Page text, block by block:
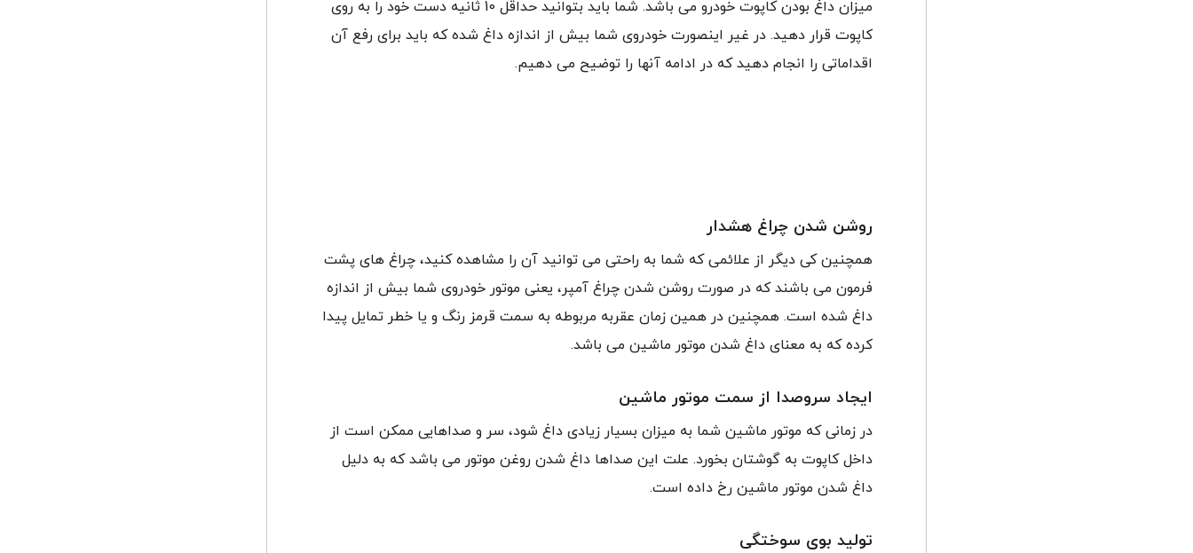
میزان داغ بودن کاپوت خودرو می باشد. شما باید بتوانید حداقل 10 ثانیه دست خود را به روی
کاپوت قرار دهید. در غیر اینصورت خودروی شما بیش از اندازه داغ شده که باید برای رفع آن
اقداماتی را انجام دهید که در ادامه آنها را توضیح می دهیم.
روشن شدن چراغ هشدار
همچنین کی دیگر از علائمی که شما به راحتی می توانید آن را مشاهده کنید، چراغ های پشت
فرمون می باشند که در صورت روشن شدن چراغ آمپر، یعنی موتور خودروی شما بیش از اندازه
داغ شده است. همچنین در همین زمان عقربه مربوطه به سمت قرمز رنگ و یا خطر تمایل پیدا
کرده که به معنای داغ شدن موتور ماشین می باشد.
ایجاد سروصدا از سمت موتور ماشین
در زمانی که موتور ماشین شما به میزان بسیار زیادی داغ شود، سر و صداهایی ممکن است از
داخل کاپوت به گوشتان بخورد. علت این صداها داغ شدن روغن موتور می باشد که به دلیل
داغ شدن موتور ماشین رخ داده است.
تولید بوی سوختگی